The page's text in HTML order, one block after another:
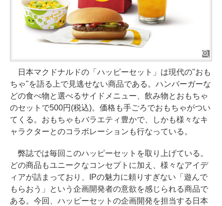
日本マクドナルドの「ハッピーセット」は現代の"おも
ちゃ"を語る上で見逃せない商品である。ハンバーガーな
どの食べ物と選べるサイドメニュー、飲み物とおもちゃ
のセットで500円(税込)。価格も手ごろでおもちゃがつい
てくる。おもちゃもバラエティ豊かで、しかも様々なキ
ャラクターとのコラボレーションも行なっている。
弊誌では毎回このハッピーセットを取り上げている。
どの商品もユニークなコンセプトに加え、様々なアイデ
ィアが詰まっており、IPの魅力に頼りすぎない「遊んで
もらおう」という企画開発者の意欲を感じられる商品で
ある。今回、ハッピーセットの企画開発を担当する日本